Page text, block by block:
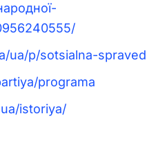
ua/p/sotsialna-
programa
istoriya/